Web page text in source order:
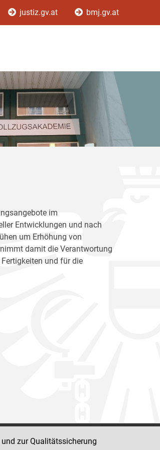
justiz.gv.at bmj.gv.at
im
Entwicklungen und nach
um Erhöhung von
damit die Verantwortung
und für die
zur Qualitätssicherung